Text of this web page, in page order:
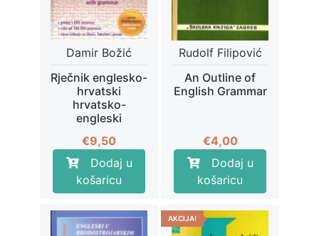
Damir Božić
Rječnik englesko-
hrvatski
hrvatsko-
engleski
€9,50
Dodaj u
košaricu
Rudolf Filipović
An Outline of
English Grammar
€4,00
Dodaj u
košaricu
AKCIJA!